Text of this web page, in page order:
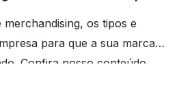
os tipos e
para que a sua marca
Confira nosso conteúdo